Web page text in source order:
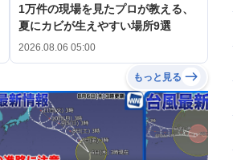
1万件の現場を見たプロが教える、
夏にカビが生えやすい場所9選
2026.08.06 05:00
もっと見る